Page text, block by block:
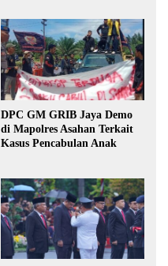
DPC GM GRIB Jaya Demo
di Mapolres Asahan Terkait
Kasus Pencabulan Anak